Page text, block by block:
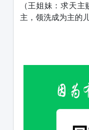
（王姐妹：求天
主，领洗成为主的儿